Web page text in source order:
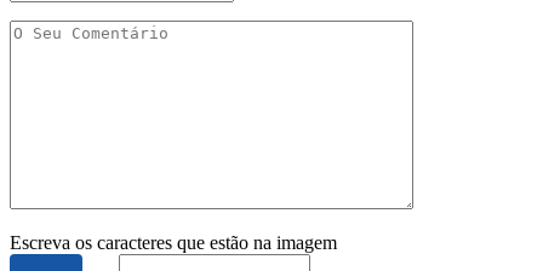
Escreva os caracteres que estão na imagem